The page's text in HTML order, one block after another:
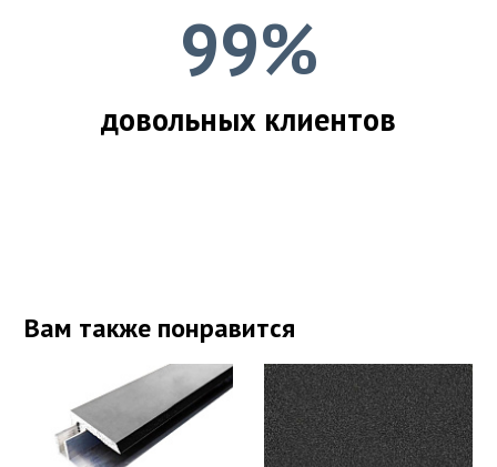
99%
довольных клиентов
Вам также понравится